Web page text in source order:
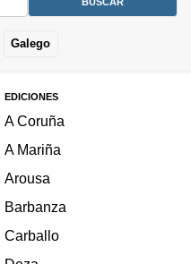
Galego
EDICIONES
A Coruña
A Mariña
Arousa
Barbanza
Carballo